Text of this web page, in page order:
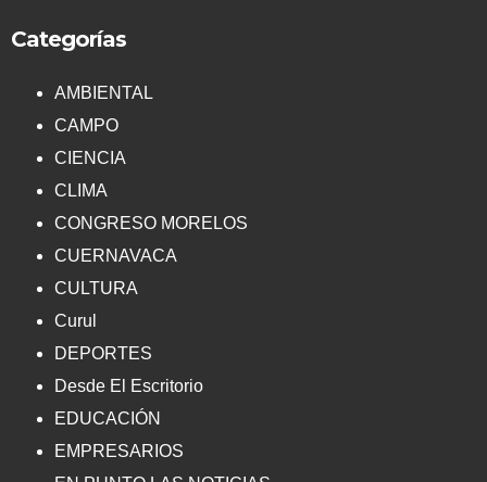
Categorías
AMBIENTAL
CAMPO
CIENCIA
CLIMA
CONGRESO MORELOS
CUERNAVACA
CULTURA
Curul
DEPORTES
Desde El Escritorio
EDUCACIÓN
EMPRESARIOS